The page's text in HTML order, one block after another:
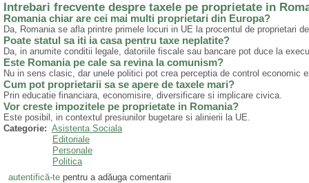
Intrebari frecvente despre taxele pe proprietate in
Romania chiar are cei mai multi proprietari din Europa?
Da, Romania se afla printre primele locuri in UE la procentul de proprietari
Poate statul sa iti ia casa pentru taxe neplatite?
Da, in anumite conditii legale, datoriile fiscale sau bancare pot duce la
Este Romania pe cale sa revina la comunism?
Nu in sens clasic, dar unele politici pot crea perceptia de control economic
Cum pot proprietarii sa se apere de taxele mari?
Prin educatie financiara, economisire, diversificare si implicare civica.
Vor creste impozitele pe proprietate in Romania?
Este posibil, in contextul presiunilor bugetare si alinierii la UE.
Categorie: Asistenta Sociala
Editoriale
Personale
Politica
autentifică-tepentru a adăuga comentarii